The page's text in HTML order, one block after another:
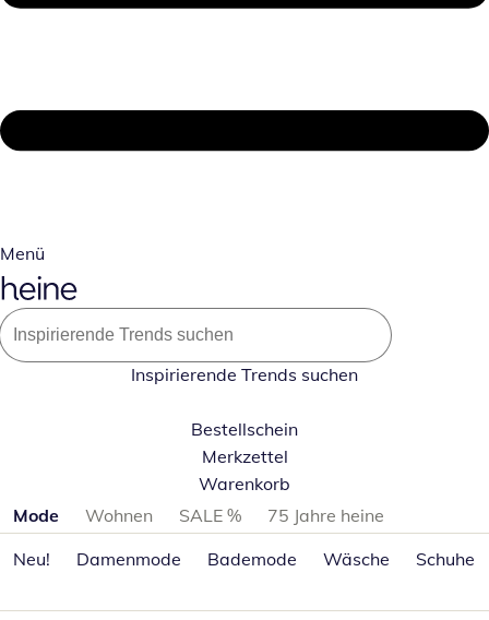
Menü
Inspirierende Trends suchen
Bestellschein
Merkzettel
Warenkorb
Produktkategorien überspringen
Mode Wohnen SALE %
75 Jahre heine
Neu!
Damenmode Bademode Wäsche Schuhe